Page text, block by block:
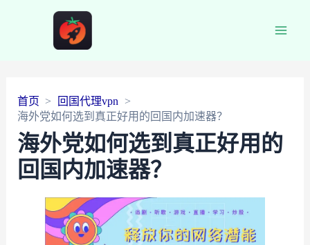
首页
回国代理vpn
海外党如何选到真正好用的回国内加速器？
海外党如何选到真正好用的
回国内加速器？